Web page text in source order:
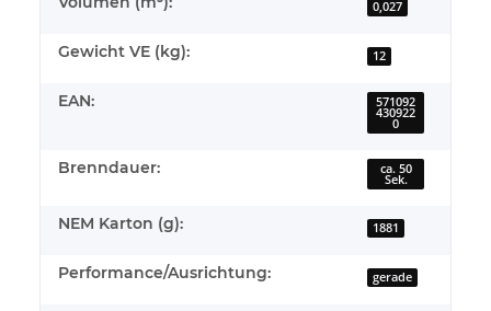
0,027
Gewicht VE (kg): 12
EAN: 571092
430922
0
Brenndauer: ca. 50
Sek.
NEM Karton (g): 1881
Performance/Ausrichtung: gerade